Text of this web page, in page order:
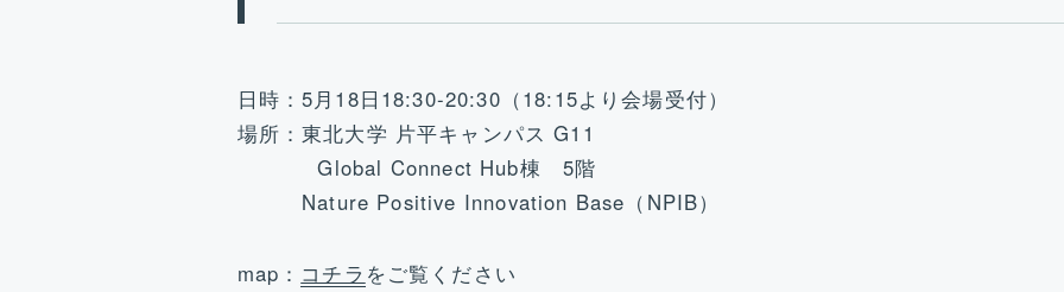
日時：5月18日18:30-20:30（18:15より会場受付）
場所：東北大学 片平キャンパス G11
Global Connect Hub棟 5階
Nature Positive Innovation Base（NPIB）
map： コチラ をご覧ください